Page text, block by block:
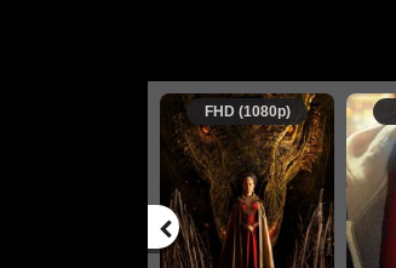
FHD (1080p)